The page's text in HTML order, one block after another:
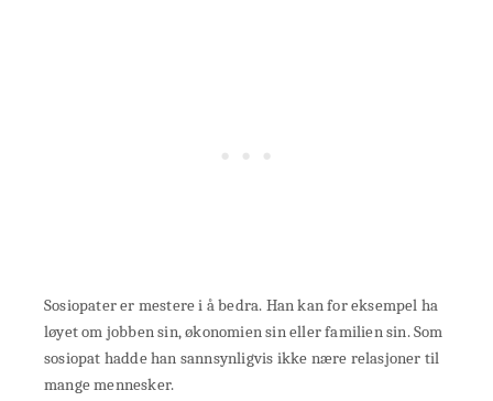
Sosiopater er mestere i å bedra. Han kan for eksempel ha
løyet om jobben sin, økonomien sin eller familien sin. Som
sosiopat hadde han sannsynligvis ikke nære relasjoner til
mange mennesker.